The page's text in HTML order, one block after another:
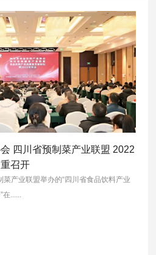
四川省预制菜产业联盟 2022
召开
产业联盟举办的“四川省食品饮料产业
在......